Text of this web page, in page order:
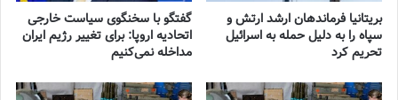
بریتانیا فرماندهان ارشد ارتش و
سپاه را به دلیل حمله به اسرائیل
تحریم کرد
گفتگو با سخنگوی سیاست خارجی
اتحادیه اروپا: برای تغییر رژیم ایران
مداخله نمی‌کنیم